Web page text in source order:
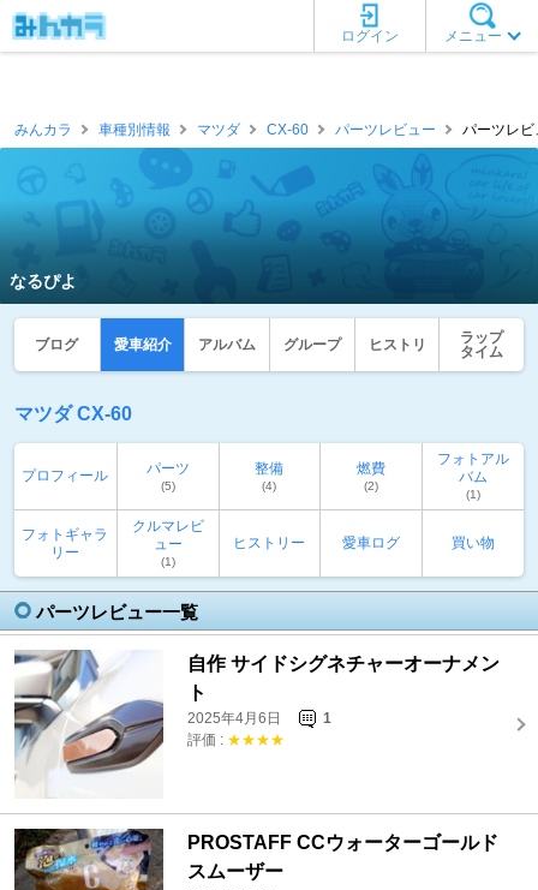
メニュー
ログイン
みんカラ 車種別情報 マツダ CX-60 パーツレビュー パーツレビ
なるぴよ
ブログ 愛車紹介 アルバム グループ ヒストリ
ラップ
タイム
マツダ CX-60
プロフィール パーツ
(5)
整備
(4)
燃費
(2)
フォトアル
バム
(1)
フォトギャラ
リー
クルマレビ
ュー
(1)
ヒストリー 愛車ログ 買い物
パーツレビュー一覧
自作 サイドシグネチャーオーナメン
ト
2025年4月6日
1
評価 : ★★★★
PROSTAFF CCウォーターゴールド
スムーザー